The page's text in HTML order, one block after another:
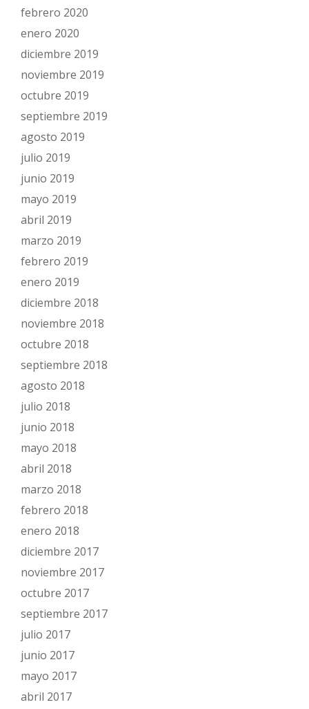
febrero 2020
enero 2020
diciembre 2019
noviembre 2019
octubre 2019
septiembre 2019
agosto 2019
julio 2019
junio 2019
mayo 2019
abril 2019
marzo 2019
febrero 2019
enero 2019
diciembre 2018
noviembre 2018
octubre 2018
septiembre 2018
agosto 2018
julio 2018
junio 2018
mayo 2018
abril 2018
marzo 2018
febrero 2018
enero 2018
diciembre 2017
noviembre 2017
octubre 2017
septiembre 2017
julio 2017
junio 2017
mayo 2017
abril 2017